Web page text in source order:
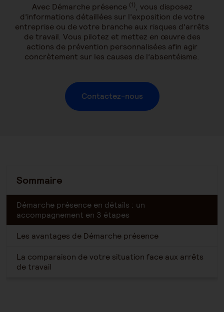
Avec Démarche présence (1) , vous disposez
d’informations détaillées sur l’exposition de votre
entreprise ou de votre branche aux risques d’arrêts
de travail. Vous pilotez et mettez en œuvre des
actions de prévention personnalisées afin agir
concrètement sur les causes de l’absentéisme.
Contactez-nous
Sommaire
Démarche présence en détails : un
accompagnement en 3 étapes
Les avantages de Démarche présence
La comparaison de votre situation face aux arrêts
de travail